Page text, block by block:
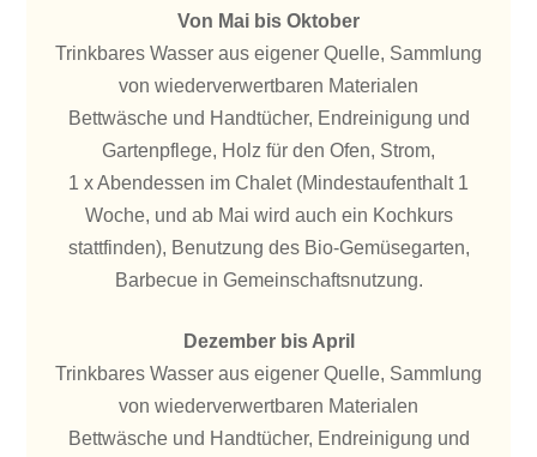
Von Mai bis Oktober
Trinkbares Wasser aus eigener Quelle, Sammlung
von wiederverwertbaren Materialen
Bettwäsche und Handtücher, Endreinigung und
Gartenpflege, Holz für den Ofen, Strom,
1 x Abendessen im Chalet (Mindestaufenthalt 1
Woche, und ab Mai wird auch ein Kochkurs
stattfinden), Benutzung des Bio-Gemüsegarten,
Barbecue in Gemeinschaftsnutzung.
Dezember bis April
Trinkbares Wasser aus eigener Quelle, Sammlung
von wiederverwertbaren Materialen
Bettwäsche und Handtücher, Endreinigung und